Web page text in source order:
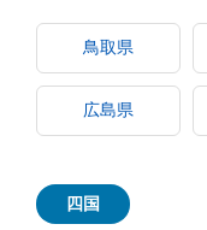
鳥取県
広島県
四国